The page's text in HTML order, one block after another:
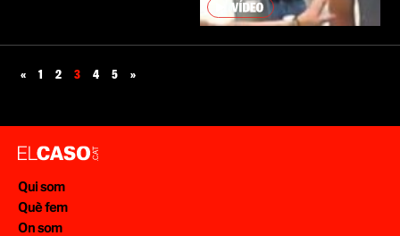
« 1 2 3 4 5 »
Qui som
Què fem
On som